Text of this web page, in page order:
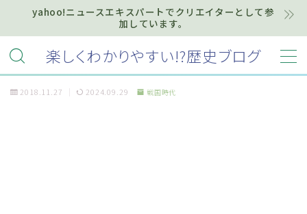
yahoo!ニュースエキスパートでクリエイターとして参
加しています。
楽しくわかりやすい!?歴史ブログ
MENU
ホーム
2018.11.27 2024.09.29 戦国時代